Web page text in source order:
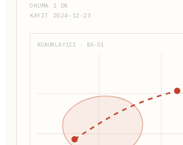
OKUMA 1 DK
KAYIT 2024-12-23
KONUMLAYICI · BA-01